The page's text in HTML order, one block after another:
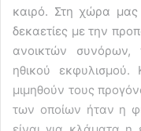
καιρό. Στη χώρα μας
δεκαετίες με την
ανοικτών συνόρων,
ηθικού
μιμηθούν τους
των οποίων ήταν η